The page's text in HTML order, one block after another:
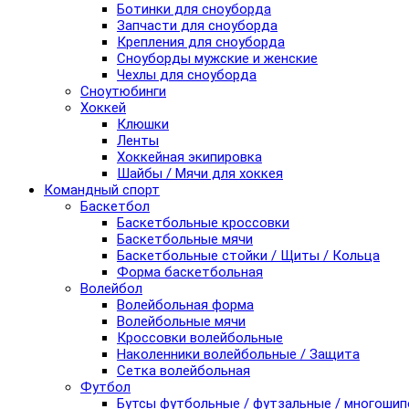
Ботинки для сноуборда
Запчасти для сноуборда
Крепления для сноуборда
Сноуборды мужские и женские
Чехлы для сноуборда
Сноутюбинги
Хоккей
Клюшки
Ленты
Хоккейная экипировка
Шайбы / Мячи для хоккея
Командный спорт
Баскетбол
Баскетбольные кроссовки
Баскетбольные мячи
Баскетбольные стойки / Щиты / Кольца
Форма баскетбольная
Волейбол
Волейбольная форма
Волейбольные мячи
Кроссовки волейбольные
Наколенники волейбольные / Защита
Сетка волейбольная
Футбол
Бутсы футбольные / футзальные /